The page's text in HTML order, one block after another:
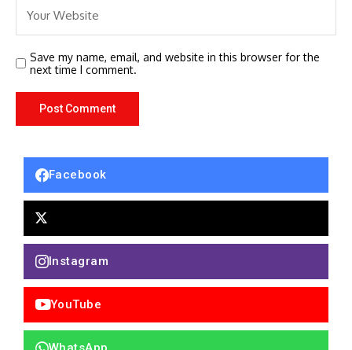
Save my name, email, and website in this browser for the
next time I comment.
Facebook
Instagram
YouTube